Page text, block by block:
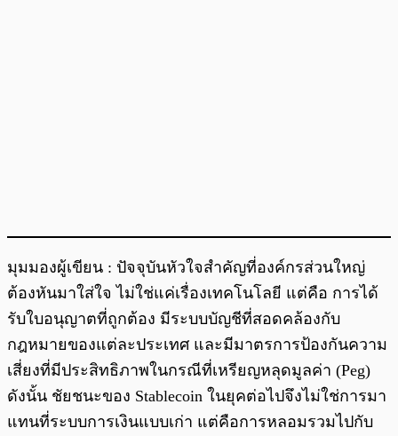
มุมมองผู้เขียน : ปัจจุบันหัวใจสำคัญที่องค์กรส่วนใหญ่
ต้องหันมาใส่ใจ ไม่ใช่แค่เรื่องเทคโนโลยี แต่คือ การได้
รับใบอนุญาตที่ถูกต้อง มีระบบบัญชีที่สอดคล้องกับ
กฎหมายของแต่ละประเทศ และมีมาตรการป้องกันความ
เสี่ยงที่มีประสิทธิภาพในกรณีที่เหรียญหลุดมูลค่า (Peg)
ดังนั้น ชัยชนะของ Stablecoin ในยุคต่อไปจึงไม่ใช่การมา
แทนที่ระบบการเงินแบบเก่า แต่คือการหลอมรวมไปกับ